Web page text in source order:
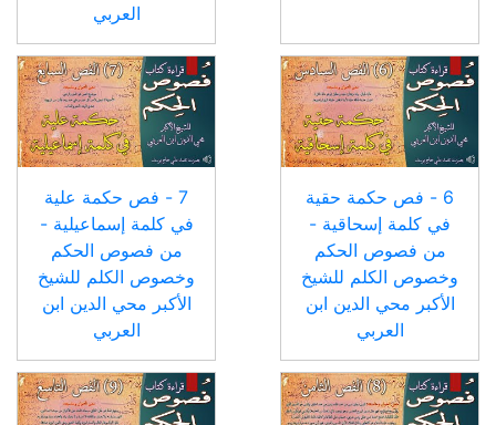
العربي
6 - فص حكمة حقية
في كلمة إسحاقية -
من فصوص الحكم
وخصوص الكلم للشيخ
الأكبر محي الدين ابن
العربي
7 - فص حكمة علية
في كلمة إسماعيلية -
من فصوص الحكم
وخصوص الكلم للشيخ
الأكبر محي الدين ابن
العربي